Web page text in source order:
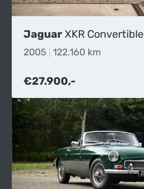
Jaguar XKR Convertible
2005 122.160 km
€27.900,-